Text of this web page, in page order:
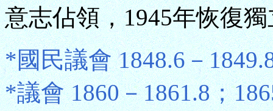
意志佔領，1945年恢復
*國民議會 1848.6－
*議會 1860－1861.8；